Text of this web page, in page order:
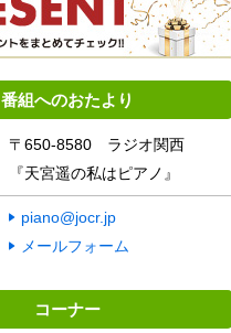
番組へのおたより
〒650-8580 ラジオ関西
『天宮遥の私はピアノ』
piano@jocr.jp
メールフォーム
コーナー